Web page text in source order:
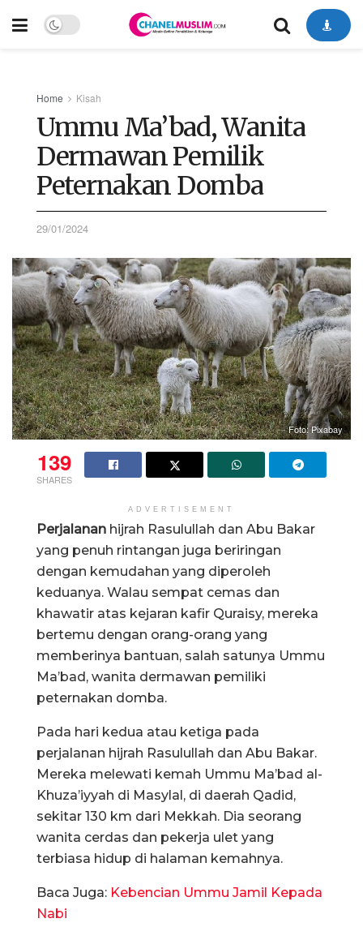
Home Kisah
Ummu Ma’bad, Wanita
Dermawan Pemilik
Peternakan Domba
29/01/2024
Foto: Pixabay
139
SHARES
ADVERTISEMENT
Perjalanan hijrah Rasulullah dan Abu Bakar
yang penuh rintangan juga beriringan
dengan kemudahan yang diperoleh
keduanya. Walau sempat cemas dan
khawatir atas kejaran kafir Quraisy, mereka
bertemu dengan orang-orang yang
memberinya bantuan, salah satunya Ummu
Ma’bad, wanita dermawan pemiliki
peternakan domba.
Pada hari kedua atau ketiga pada
perjalanan hijrah Rasulullah dan Abu Bakar.
Mereka melewati kemah Ummu Ma’bad al-
Khuza’iyyah di Masylal, di daerah Qadid,
sekitar 130 km dari Mekkah. Dia seorang
wanita cerdas dan pekerja ulet yang
terbiasa hidup di halaman kemahnya.
Baca Juga: Kebencian Ummu Jamil Kepada
Nabi